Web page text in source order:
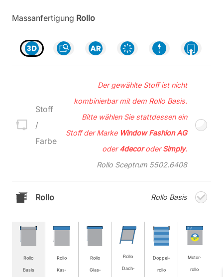
Massanfertigung Rollo
Stoff
/
Farbe
Der gewählte Stoff ist nicht
kombinierbar mit dem Rollo Basis.
Bitte wählen Sie stattdessen ein
Stoff der Marke Window Fashion AG
oder4decoroderSimply.
Rollo Sceptrum 5502.6408
Rollo Rollo Basis
Rollo
Basis
Rollo
Kas­
Rollo
Glas­
Rollo
Dach­
Doppel­
rollo
Motor­
rollo